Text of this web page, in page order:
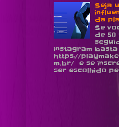
Seja
da
Se
de 50
instagram
https://
m.br/ e se
ser escolhido